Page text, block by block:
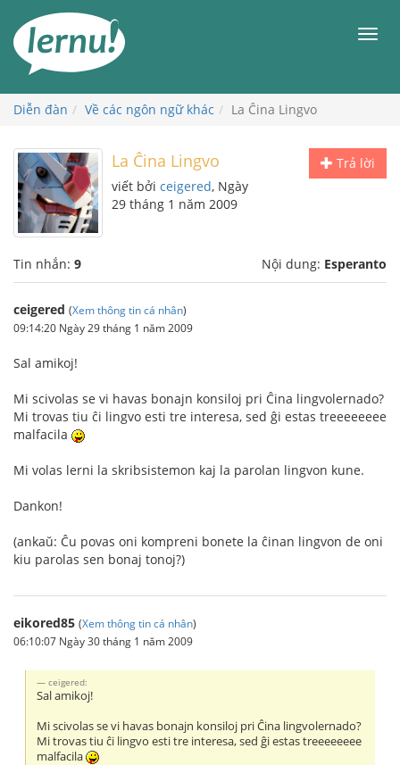
đến
phần
dung
Diễn đàn Về các ngôn ngữ khác La Ĉina Lingvo
Trả lời
La Ĉina Lingvo
viết bởi ceigered, Ngày
29 tháng 1 năm 2009
Tin nhắn: 9 Nội dung: Esperanto
ceigered (Xem thông tin cá nhân)
09:14:20 Ngày 29 tháng 1 năm 2009
Sal amikoj!
Mi scivolas se vi havas bonajn konsiloj pri Ĉina lingvolernado?
Mi trovas tiu ĉi lingvo esti tre interesa, sed ĝi estas treeeeeeee
malfacila
Mi volas lerni la skribsistemon kaj la parolan lingvon kune.
Dankon!
(ankaŭ: Ĉu povas oni kompreni bonete la ĉinan lingvon de oni
kiu parolas sen bonaj tonoj?)
eikored85 (Xem thông tin cá nhân)
06:10:07 Ngày 30 tháng 1 năm 2009
ceigered:
Sal amikoj!
Mi scivolas se vi havas bonajn konsiloj pri Ĉina lingvolernado?
Mi trovas tiu ĉi lingvo esti tre interesa, sed ĝi estas treeeeeeee
malfacila